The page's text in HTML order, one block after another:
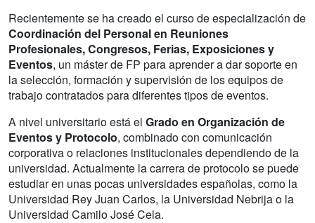
Recientemente se ha creado el curso de especialización de
Coordinación del Personal en Reuniones
Profesionales, Congresos, Ferias, Exposiciones y
Eventos, un máster de FP para aprender a dar soporte en
la selección, formación y supervisión de los equipos de
trabajo contratados para diferentes tipos de eventos.
A nivel universitario está el Grado en Organización de
Eventos y Protocolo, combinado con comunicación
corporativa o relaciones institucionales dependiendo de la
universidad. Actualmente la carrera de protocolo se puede
estudiar en unas pocas universidades españolas, como la
Universidad Rey Juan Carlos, la Universidad Nebrija o la
Universidad Camilo José Cela.